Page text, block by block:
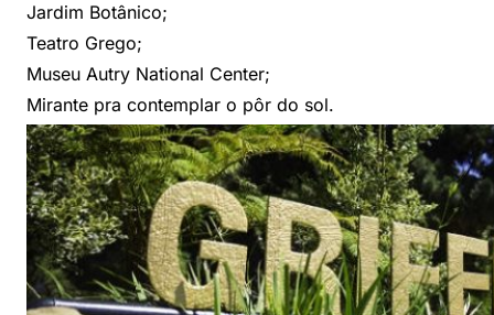
Jardim Botânico;
Teatro Grego;
Museu Autry National Center;
Mirante pra contemplar o pôr do sol.